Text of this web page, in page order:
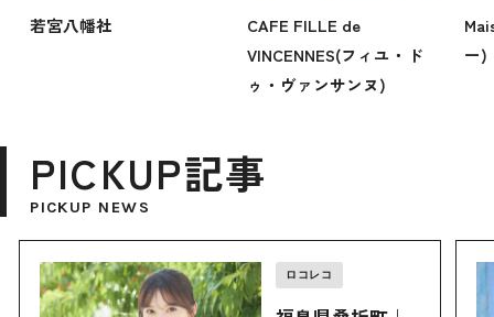
若宮八幡社
CAFE FILLE de
VINCENNES(フィユ・ド
ゥ・ヴァンサンヌ)
ー)
PICKUP記事
PICKUP NEWS
ロコレコ